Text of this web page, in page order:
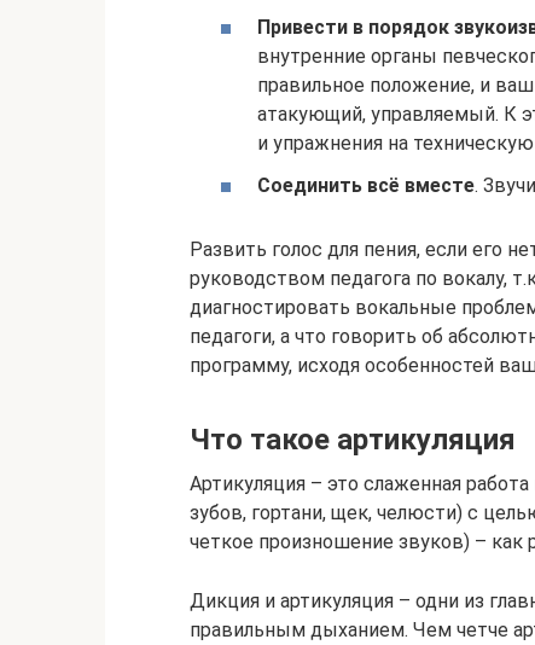
Привести в порядок
внутренние органы
правильное положение, и ваш
атакующий, управляемый. К
и упражнения на
Соединить всё вместе.
Развить голос для пения, если его
руководством педагога по вокалу,
диагностировать вокальные
педагоги, а что говорить об
программу, исходя особенностей
Что такое артикуляция
Артикуляция – это слаженная
зубов, гортани, щек, челюсти) с
четкое произношение звуков) – как
Дикция и артикуляция – одни из
правильным дыханием. Чем четче